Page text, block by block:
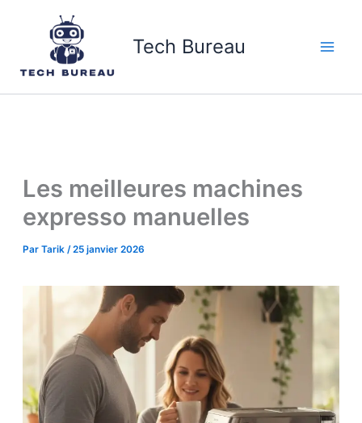
contenu
Tech Bureau
Les meilleures machines
expresso manuelles
Par Tarik /25 janvier 2026